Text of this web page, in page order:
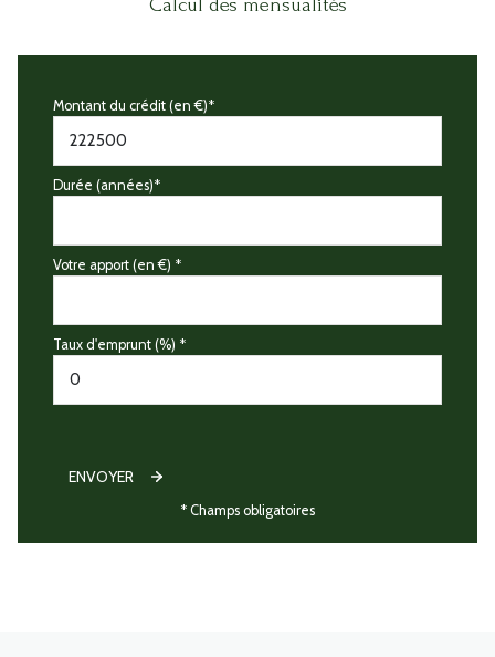
Montant du crédit (en €)*
Durée (années)*
Votre apport (en €) *
Taux d'emprunt (%) *
ENVOYER
* Champs obligatoires